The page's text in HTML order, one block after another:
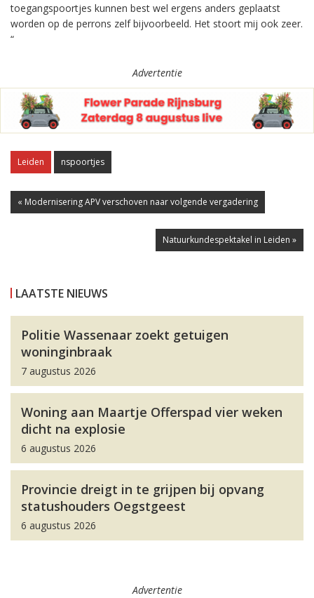
toegangspoortjes kunnen best wel ergens anders geplaatst
worden op de perrons zelf bijvoorbeeld. Het stoort mij ook zeer.
“
Advertentie
Leiden nspoortjes
« Modernisering APV verschoven naar volgende vergadering
Natuurkundespektakel in Leiden »
LAATSTE NIEUWS
Politie Wassenaar zoekt getuigen
woninginbraak
7 augustus 2026
Woning aan Maartje Offerspad vier weken
dicht na explosie
6 augustus 2026
Provincie dreigt in te grijpen bij opvang
statushouders Oegstgeest
6 augustus 2026
Advertentie